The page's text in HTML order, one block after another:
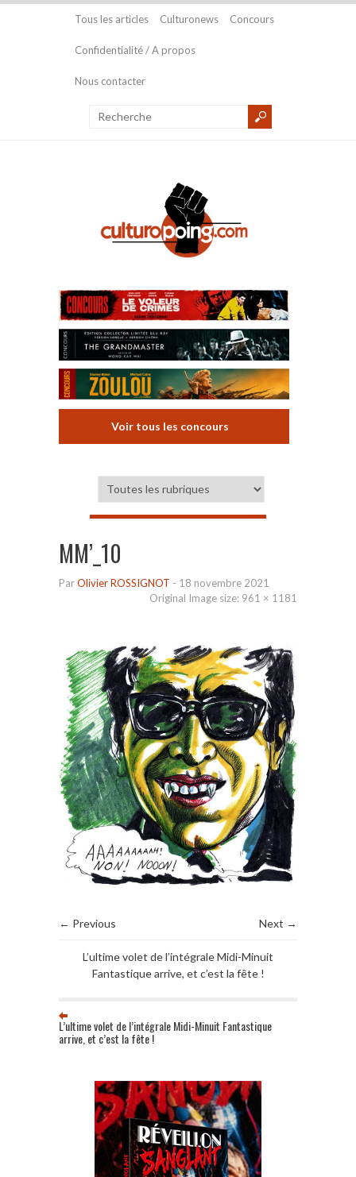
Tous les articles Culturonews Concours
Confidentialité / A propos
Nous contacter
Voir tous les concours
MM’_10
ParOlivier ROSSIGNOT - 18 novembre 2021
Original Image size: 961 × 1181
← Previous Next →
L’ultime volet de l’intégrale Midi-Minuit
Fantastique arrive, et c’est la fête !
L’ultime volet de l’intégrale Midi-Minuit Fantastique
arrive, et c’est la fête !